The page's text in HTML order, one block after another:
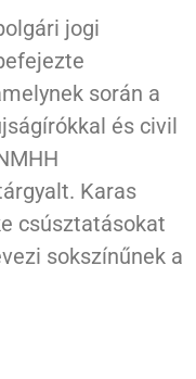
jogi
során a
és civil
Karas
csúsztatásokat
sokszínűnek a